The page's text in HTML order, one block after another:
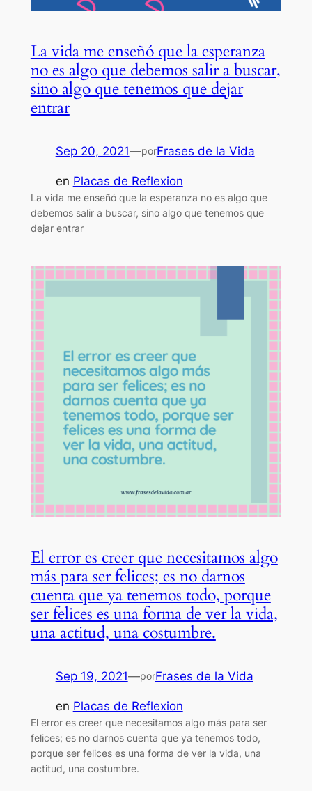
La vida me enseñó que la esperanza
no es algo que debemos salir a buscar,
sino algo que tenemos que dejar
entrar
Sep 20, 2021—porFrases de la Vida
en Placas de Reflexion
La vida me enseñó que la esperanza no es algo que
debemos salir a buscar, sino algo que tenemos que
dejar entrar
El error es creer que necesitamos algo
más para ser felices; es no darnos
cuenta que ya tenemos todo, porque
ser felices es una forma de ver la vida,
una actitud, una costumbre.
Sep 19, 2021—porFrases de la Vida
en Placas de Reflexion
El error es creer que necesitamos algo más para ser
felices; es no darnos cuenta que ya tenemos todo,
porque ser felices es una forma de ver la vida, una
actitud, una costumbre.